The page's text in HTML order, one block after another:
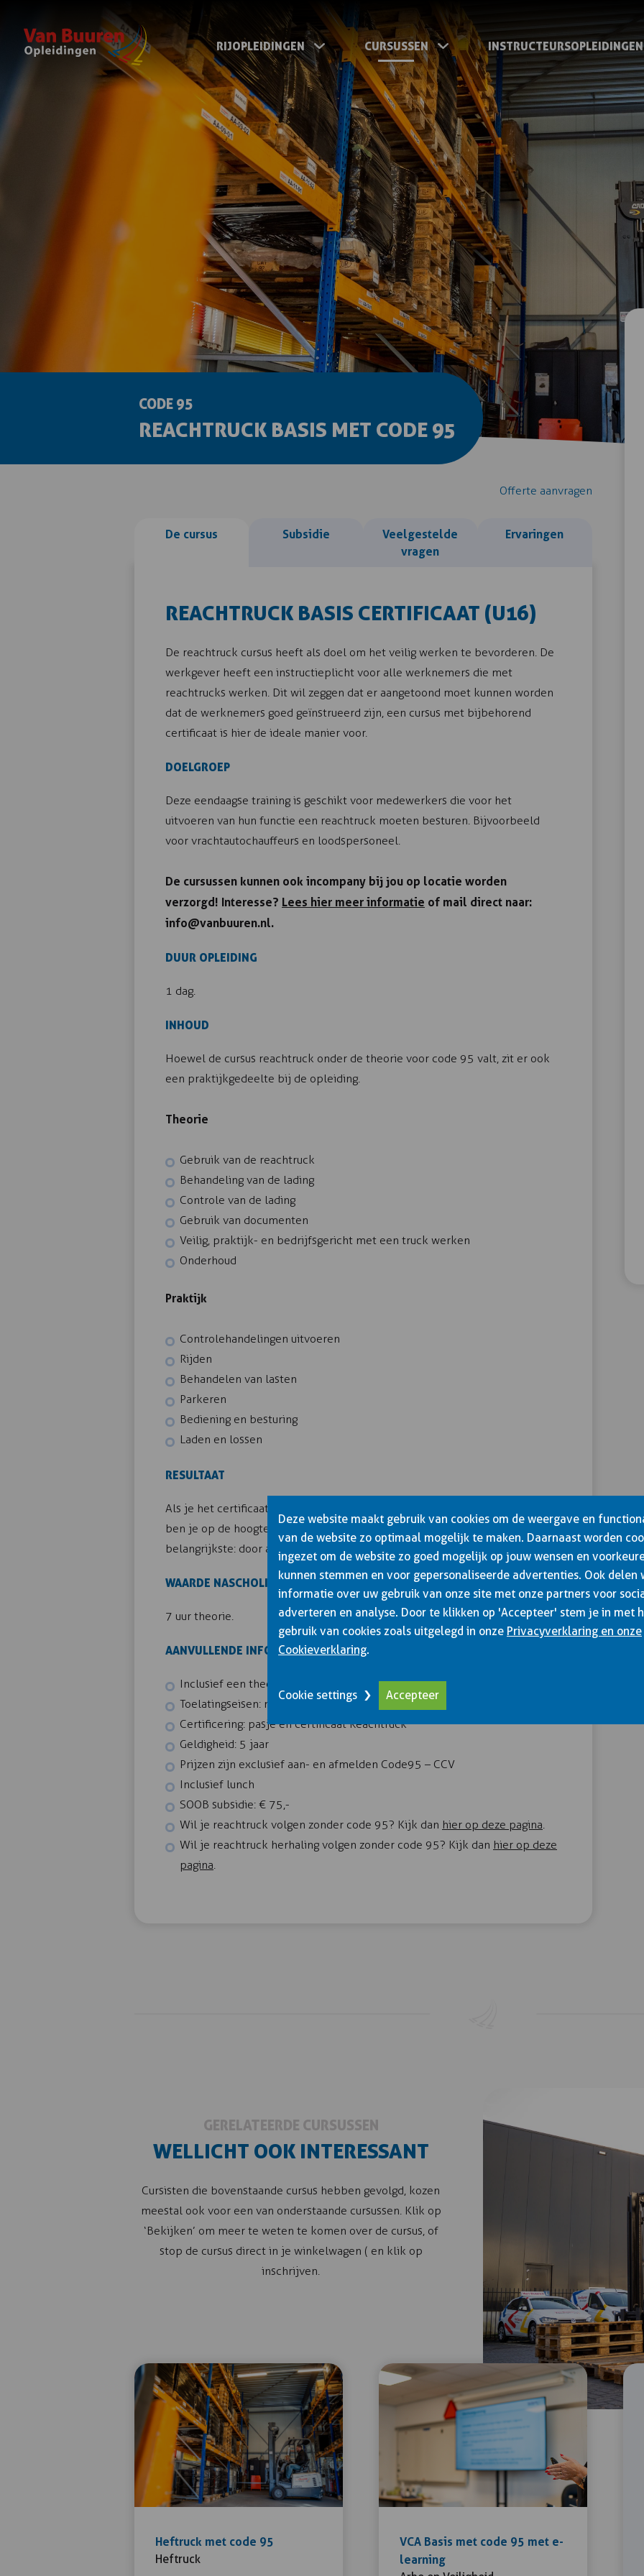
RIJOPLEIDINGEN CURSUSSEN INSTRUCTEURSOPLEIDINGEN
CODE 95
REACHTRUCK BASIS MET CODE 95
De cursus Subsidie
Veelgestelde
vragen
Ervaringen
Offerte aanvragen
REACHTRUCK BASIS CERTIFICAAT (U16)
De reachtruck cursus heeft als doel om het veilig werken te bevorderen. De
werkgever heeft een instructieplicht voor alle werknemers die met
reachtrucks werken. Dit wil zeggen dat er aangetoond moet kunnen worden
dat de werknemers goed geïnstrueerd zijn, een cursus met bijbehorend
certificaat is hier de ideale manier voor.
DOELGROEP
Deze eendaagse training is geschikt voor medewerkers die voor het
uitvoeren van hun functie een reachtruck moeten besturen. Bijvoorbeeld
voor vrachtautochauffeurs en loodspersoneel.
De cursussen kunnen ook incompany bij jou op locatie worden
verzorgd! Interesse? Lees hier meer informatie of mail direct naar:
info@vanbuuren.nl.
DUUR OPLEIDING
1 dag.
INHOUD
Hoewel de cursus reachtruck onder de theorie voor code 95 valt, zit er ook
een praktijkgedeelte bij de opleiding.
Theorie
Gebruik van de reachtruck
Behandeling van de lading
Controle van de lading
Gebruik van documenten
Veilig, praktijk- en bedrijfsgericht met een truck werken
Onderhoud
Praktijk
Controlehandelingen uitvoeren
Rijden
Behandelen van lasten
Parkeren
Bediening en besturing
Laden en lossen
RESULTAAT
Als je het certificaat hebt behaald, kun je veilig overweg met een reachtruck,
ben je op de hoogte van de wet- en regelgeving en misschien wel het
belangrijkste: door al deze kennis wordt de kans op ongevallen kleiner.
WAARDE NASCHOLING CODE 95
7 uur theorie.
AANVULLENDE INFORMATIE
Inclusief een theorietoets en een praktijkexamen
Toelatingseisen: minimaal 16 jaar
Certificering: pasje en certificaat Reachtruck
Geldigheid: 5 jaar
Prijzen zijn exclusief aan- en afmelden Code95 – CCV
Inclusief lunch
SOOB subsidie: € 75,-
Wil je reachtruck volgen zonder code 95? Kijk dan hier op deze pagina.
Wil je reachtruck herhaling volgen zonder code 95? Kijk dan hier op deze
pagina.
GERELATEERDE CURSUSSEN
WELLICHT OOK INTERESSANT
Cursisten die bovenstaande cursus hebben gevolgd, kozen
meestal ook voor een van onderstaande cursussen. Klik op
‘Bekijken’ om meer te weten te komen over de cursus, of
stop de cursus direct in je winkelwagen ( en klik op
inschrijven.
Heftruck met code 95
Heftruck
VCA Basis met code 95 met e-
learning
Deze website maakt gebruik van cookies om de weergave en
van de website zo optimaal mogelijk te maken. Daarnaast worden
ingezet om de website zo goed mogelijk op jouw wensen en
kunnen stemmen en voor gepersonaliseerde advertenties. Ook delen
informatie over uw gebruik van onze site met onze partners voor
adverteren en analyse. Door te klikken op 'Accepteer' stem je in met
gebruik van cookies zoals uitgelegd in onze Privacyverklaring en onze
Cookieverklaring.
Cookie settings Accepteer